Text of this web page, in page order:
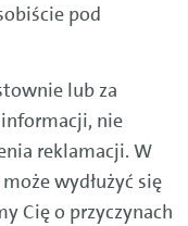
pod
lub za
nie
reklamacji. W
wydłużyć się
Cię o przyczynach